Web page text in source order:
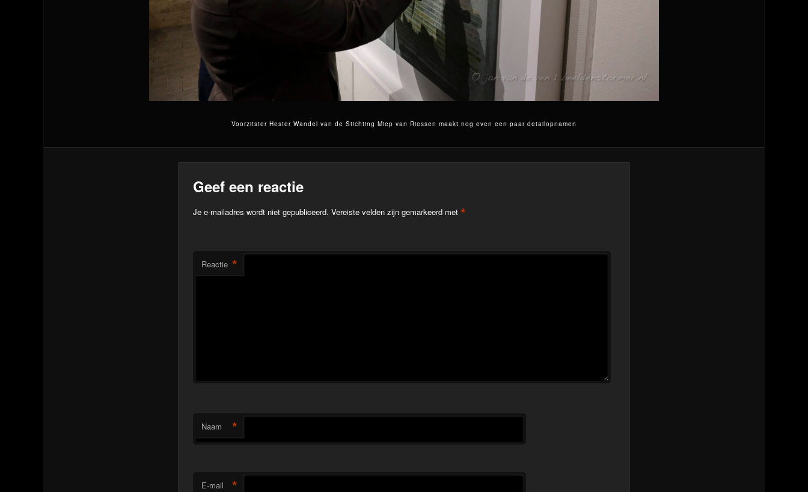
Voorzitster Hester Wandel van de Stichting Miep van Riessen maakt nog even een paar detailopnamen
Geef een reactie
Je e-mailadres wordt niet gepubliceerd. Vereiste velden zijn gemarkeerd met*
Reactie *
Naam *
E-mail *